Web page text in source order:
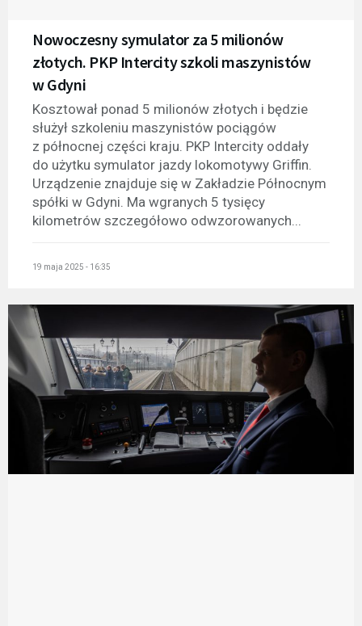
Nowoczesny symulator za 5 milionów
złotych. PKP Intercity szkoli maszynistów
w Gdyni
Kosztował ponad 5 milionów złotych i będzie
służył szkoleniu maszynistów pociągów
z północnej części kraju. PKP Intercity oddały
do użytku symulator jazdy lokomotywy Griffin.
Urządzenie znajduje się w Zakładzie Północnym
spółki w Gdyni. Ma wgranych 5 tysięcy
kilometrów szczegółowo odwzorowanych...
19 maja 2025 - 16:35